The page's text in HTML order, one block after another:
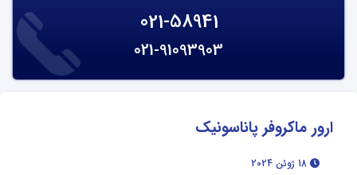
021-58941
021-91093903
ارور ماکروفر پاناسونیک